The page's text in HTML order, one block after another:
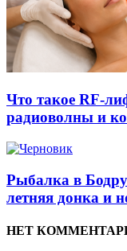
Что такое RF-
радиоволны и
Рыбалка в
летняя донка и
НЕТ